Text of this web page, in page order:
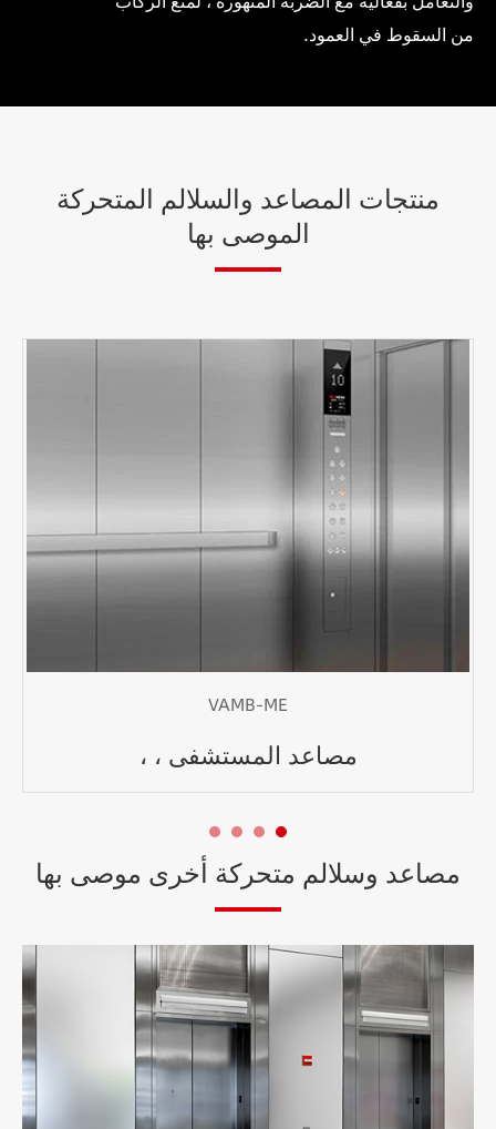
من السقوط في العمود.
منتجات المصاعد والسلالم المتحركة
الموصى بها
VAMB-ME
مصاعد المستشفى ، ،
مصاعد وسلالم متحركة أخرى موصى بها